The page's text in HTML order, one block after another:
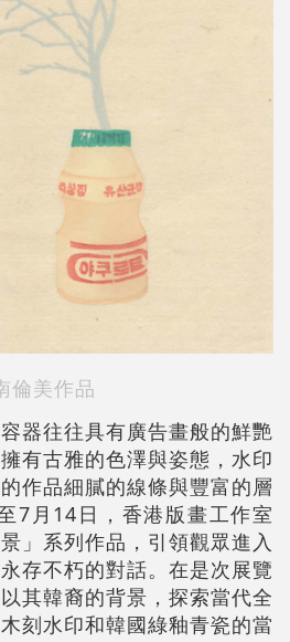
倫美作品
器往往具有廣告畫般的鮮艷
有古雅的色澤與姿態，水印
作品細膩的線條與豐富的層
7月14日，香港版畫工作室
」系列作品，引領觀眾進入
存不朽的對話。在是次展覽
其韓裔的背景，探索當代全
刻水印和韓國綠釉青瓷的當